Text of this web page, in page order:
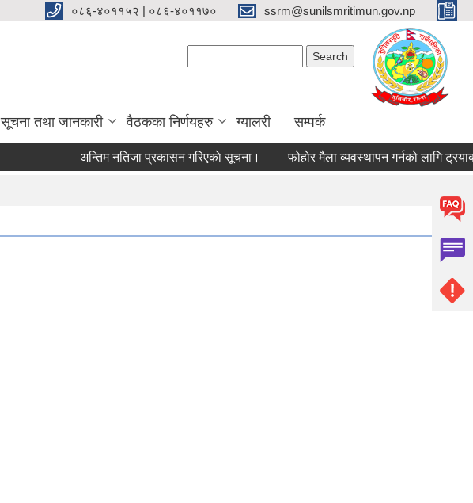
०८६-४०११५२ | ०८६-४०११७० ssrm@sunilsmritimun.gov.np
सूचना तथा जानकारी वैठकका निर्णयहरु ग्यालरी सम्पर्क
अन्तिम नतिजा प्रकासन गरिएकाे सूचना। फोहोर मैला व्यवस्थापन गर्नको लागि